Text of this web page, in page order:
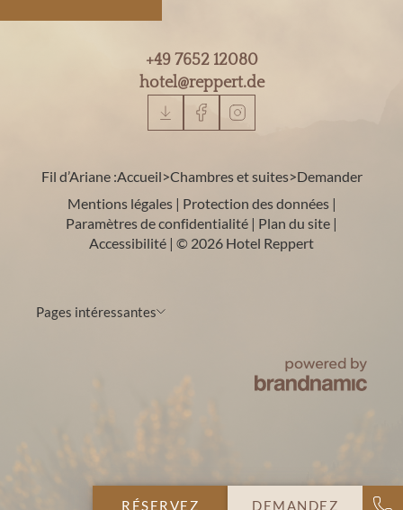
+49 7652 12080
hotel@reppert.de
Fil d’Ariane :Accueil>Chambres et suites>Demander
Mentions légales | Protection des données |
Paramètres de confidentialité | Plan du site |
Accessibilité | © 2026 Hotel Reppert
Pages intéressantes
RÉSERVEZ DEMANDEZ